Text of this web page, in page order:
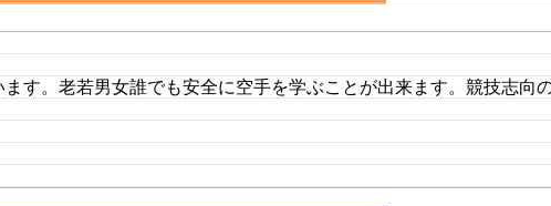
す。老若男女誰でも安全に空手を学ぶことが出来ます。競技志